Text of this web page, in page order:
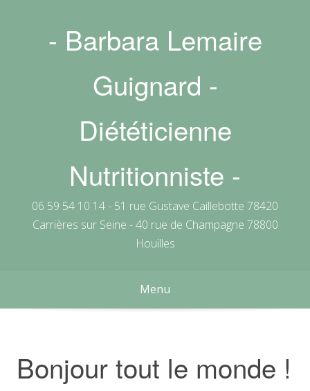
- Barbara Lemaire
Guignard -
Diététicienne
Nutritionniste -
06 59 54 10 14 - 51 rue Gustave Caillebotte 78420
Carrières sur Seine - 40 rue de Champagne 78800
Houilles
Menu
Bonjour tout le monde !